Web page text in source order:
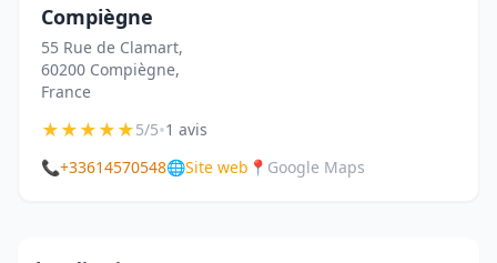
Compiègne
55 Rue de Clamart,
60200 Compiègne,
France
★★★★★5/5•1 avis
📞+33614570548🌐Site web 📍 Google Maps